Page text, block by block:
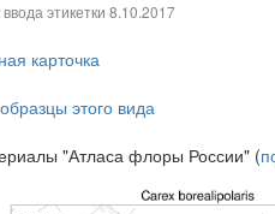
этикетки 8.10.2017
карточка
этого вида
"Атласа флоры России" (